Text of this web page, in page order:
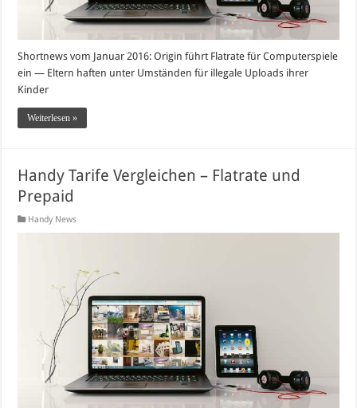
Shortnews vom Januar 2016: Origin führt Flatrate für Computerspiele
ein — Eltern haften unter Umständen für illegale Uploads ihrer
Kinder
Weiterlesen »
Handy Tarife Vergleichen – Flatrate und
Prepaid
Handy News